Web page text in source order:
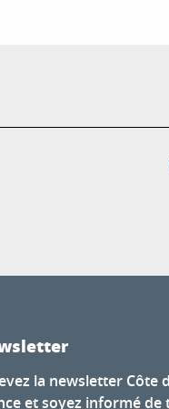
la newsletter Côte
et soyez informé de